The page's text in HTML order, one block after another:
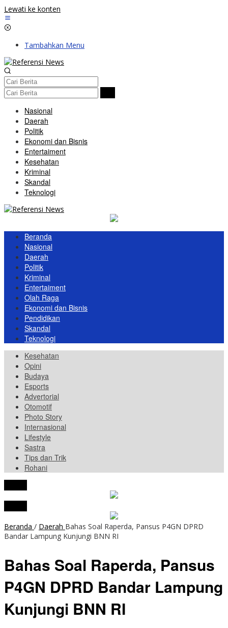
Lewati ke konten
Tambahkan Menu
Nasional
Daerah
Politik
Ekonomi dan Bisnis
Entertaiment
Kesehatan
Kriminal
Skandal
Teknologi
Beranda
Nasional
Daerah
Politik
Kriminal
Entertaiment
Olah Raga
Ekonomi dan Bisnis
Pendidikan
Skandal
Teknologi
Kesehatan
Opini
Budaya
Esports
Advertorial
Otomotif
Photo Story
Internasional
Lifestyle
Sastra
Tips dan Trik
Rohani
Beranda / Daerah Bahas Soal Raperda, Pansus P4GN DPRD
Bandar Lampung Kunjungi BNN RI
Bahas Soal Raperda, Pansus
P4GN DPRD Bandar Lampung
Kunjungi BNN RI